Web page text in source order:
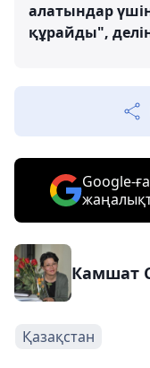
алатындар үшін
құрайды",
Google-
Камшат
Қазақстан